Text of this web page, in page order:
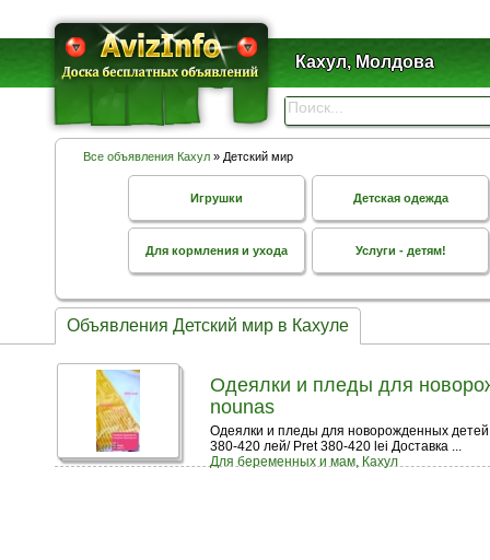
Кахул, Молдова
Все объявления Кахул » Детский мир
Игрушки Детская одежда
Для кормления и ухода Услуги - детям!
Объявления Детский мир в Кахуле
Одеялки и пледы для
nounas
Одеялки и пледы для новорожденных
380-420 лей/ Pret 380-420 lei Доставка ...
Для беременных и мам, Кахул